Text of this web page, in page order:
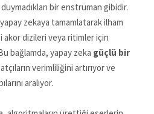
bir enstrüman gibidir.
zekaya tamamlatarak ilham
akor dizileri veya ritimler için
bağlamda, yapay zeka güçlü bir
verimliliğini artırıyor ve
aralıyor.